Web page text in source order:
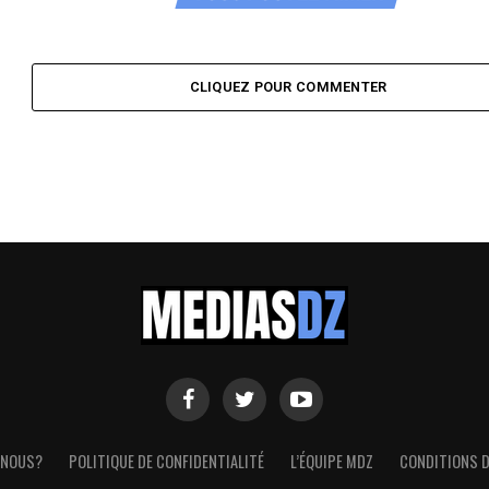
CLIQUEZ POUR COMMENTER
POLITIQUE DE CONFIDENTIALITÉ L’ÉQUIPE MDZ CONDITIONS